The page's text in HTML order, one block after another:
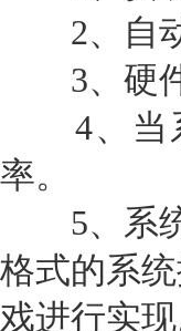
2、自动
3、硬件
4、当系
率。
5、系统
格式的系
戏进行实现